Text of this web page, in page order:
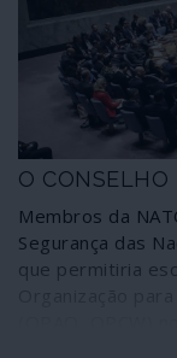
O CONSELHO
Membros da
Segurança das
que permitiria